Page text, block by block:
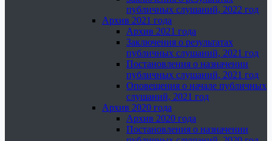
публичных слушаний, 2022 год
Архив 2021 года
Архив 2021 года
Заключения о результатах
публичных слушаний, 2021 год
Постановления о назначении
публичных слушаний, 2021 год
Оповещения о начале публичных
слушаний, 2021 год
Архив 2020 года
Архив 2020 года
Постановления о назначении